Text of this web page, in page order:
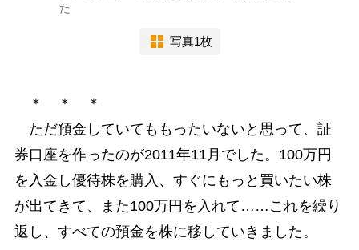
た
写真1枚
＊ ＊ ＊
ただ預金していてももったいないと思って、証
券口座を作ったのが2011年11月でした。100万円
を入金し優待株を購入、すぐにもっと買いたい株
が出てきて、また100万円を入れて……これを繰り
返し、すべての預金を株に移していきました。